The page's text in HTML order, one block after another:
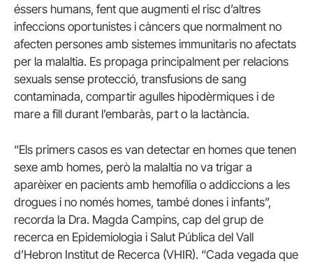
éssers humans, fent que augmenti el risc d’altres
infeccions oportunistes i càncers que normalment no
afecten persones amb sistemes immunitaris no afectats
per la malaltia. Es propaga principalment per relacions
sexuals sense protecció, transfusions de sang
contaminada, compartir agulles hipodèrmiques i de
mare a fill durant l’embaràs, part o la lactància.
“Els primers casos es van detectar en homes que tenen
sexe amb homes, però la malaltia no va trigar a
aparèixer en pacients amb hemofília o addiccions a les
drogues i no només homes, també dones i infants”,
recorda la Dra. Magda Campins, cap del grup de
recerca en Epidemiologia i Salut Pública del Vall
d’Hebron Institut de Recerca (VHIR). “Cada vegada que